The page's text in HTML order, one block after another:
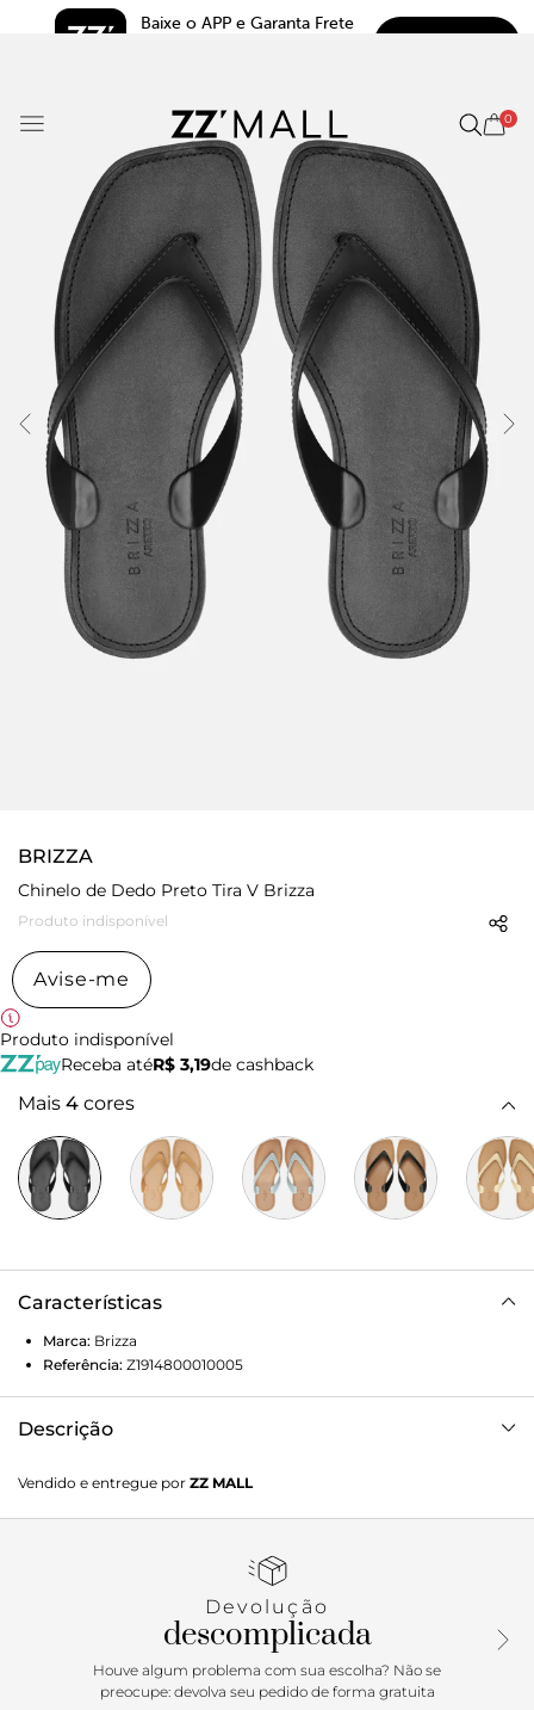
Baixe o APP e Garanta Frete
0
BRIZZA
Chinelo de Dedo Preto Tira V Brizza
Produto indisponível
Avise-me
Produto indisponível
Receba atéR$ 3,19de cashback
Mais 4 cores
Características
Marca: Brizza
Referência: Z1914800010005
Descrição
emborrachada e palmilha lisa com contorno em costura
pesponto e nome da marca. Com ponta quadrada, traz tiras
Vendido e entregue por ZZ MALL
Devolução
descomplicada
Houve algum problema com sua escolha? Não se
preocupe: devolva seu pedido de forma gratuita